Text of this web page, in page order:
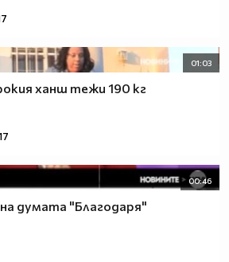
01:03
ханш тежи 190 кг
00:46
думата "Благодаря"